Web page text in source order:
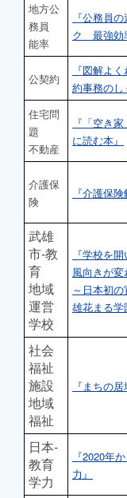
地方公
務員
能率
『公務員
ク 最強効
公契約
『図解よ
約事務のし
住宅問
題
不動産
『「空き
に読む本』
介護保
険
『介護保
武雄
市-教
育
地域
運営
学校
『学校を
風向きが変
～日本初
雄花まる学
社会
福祉
施設
地域
福祉
『まちの居
日本-
教育
学力
『2020年
力』